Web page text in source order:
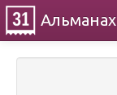
Альманах